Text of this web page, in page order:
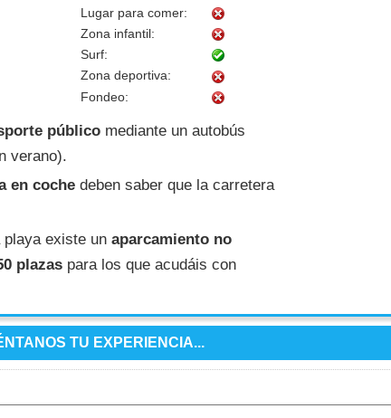
Lugar para comer:
Zona infantil:
Surf:
Zona deportiva:
Fondeo:
público mediante un autobús
verano).
en coche deben saber que la carretera
existe un aparcamiento no
plazas para los que acudáis con
TU EXPERIENCIA...